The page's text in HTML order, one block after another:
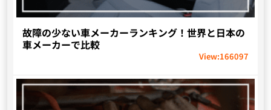
故障の少ない車メーカーランキング！世界と日本の
車メーカーで比較
View:166097